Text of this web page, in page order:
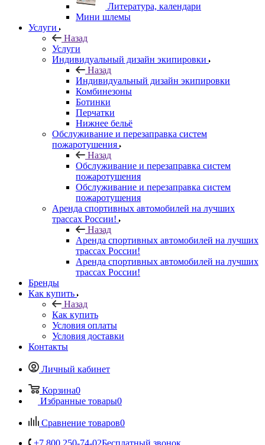
Литература, календари
Мини шлемы
Услуги
Назад
Услуги
Индивидуальный дизайн экипировки
Назад
Индивидуальный дизайн экипировки
Комбинезоны
Ботинки
Перчатки
Нижнее бельё
Обслуживание и перезаправка систем
пожаротушения
Назад
Обслуживание и перезаправка систем
пожаротушения
Обслуживание и перезаправка систем
пожаротушения
Аренда спортивных автомобилей на лучших
трассах России!
Назад
Аренда спортивных автомобилей на лучших
трассах России!
Аренда спортивных автомобилей на лучших
трассах России!
Бренды
Как купить
Назад
Как купить
Условия оплаты
Условия доставки
Контакты
Личный кабинет
Корзина0
Избранные товары0
Сравнение товаров0
+7 800 250-74-02Бесплатный звонок